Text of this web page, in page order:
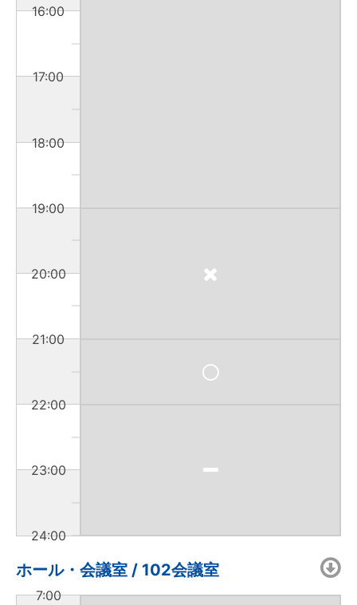
16:00
17:00
18:00
19:00
20:00
21:00
22:00
23:00
24:00
ホール・会議室 / 102会議室
7:00